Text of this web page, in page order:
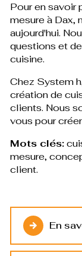
Pour en savoir
mesure à Dax,
aujourd'hui.
questions et
cuisine.
Chez System
création de
clients. Nous
vous pour
Mots clés:
mesure,
client.
En